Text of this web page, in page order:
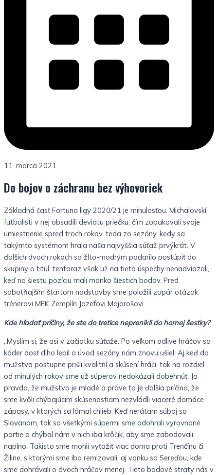
11. marca 2021
Do bojov o záchranu bez výhovoriek
Základná časť Fortuna ligy 2020/21 je minulosťou. Michalovskí
futbalisti v nej obsadili deviatu priečku, čím zopakovali svoje
umiestnenie spred troch rokov, teda zo sezóny, kedy sa
takýmto systémom hrala naša najvyššia súťaž prvýkrát. V
ďalších dvoch rokoch sa žlto-modrým podarilo postúpiť do
skupiny o titul, tentoraz však už na tieto úspechy nenadviazali,
keď na šiestu pozíciu mali manko šiestich bodov. Pred
sobotňajším štartom nadstavby sme položili zopár otázok
trénerovi MFK Zemplín Jozefovi Majorošovi.
Kde hľadať príčiny, že ste do tretice neprenikli do hornej šestky?
„Myslím si, že asi v začiatku súťaže. Po veľkom odlive hráčov sa
káder dosť dlho lepil a úvod sezóny nám znovu ušiel. Aj keď do
mužstva postupne prišli kvalitní a skúsení hráči, tak na rozdiel
od minulých rokov sme už súperov nedokázali dobehnúť. Ja
pravda, že mužstvo je mladé a práve to je ďalšia príčina, že
sme kvôli chýbajúcim skúsenostiam nezvládli viaceré domáce
zápasy, v ktorých sa lámal chlieb. Keď nerátam súboj so
Slovanom, tak so všetkými súpermi sme odohrali vyrovnané
partie a chýbal nám v nich iba krôčik, aby sme zabodovali
naplno. Takisto sme mohli vyťažiť viac doma proti Trenčínu či
Žiline, s ktorými sme iba remizovali, aj vonku so Sereďou, kde
sme dohrávali o dvoch hráčov menej. Tieto bodové straty nás v